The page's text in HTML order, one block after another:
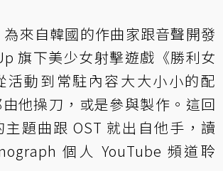
來自韓國的作曲家跟音聲開發
旗下美少女射擊遊戲《勝利女
活動到常駐內容大大小小的配
他操刀，或是參與製作。這回
題曲跟 OST 就出自他手，讀
個人 YouTube 頻道聆